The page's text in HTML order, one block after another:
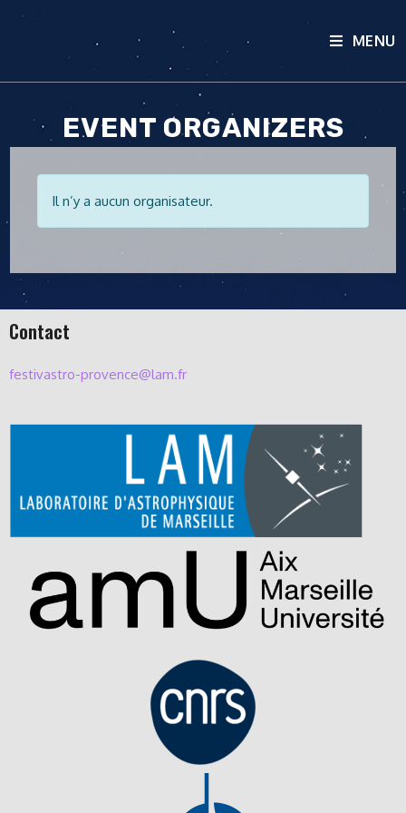
MENU
EVENT ORGANIZERS
Il n’y a aucun organisateur.
Contact
festivastro-provence@lam.fr